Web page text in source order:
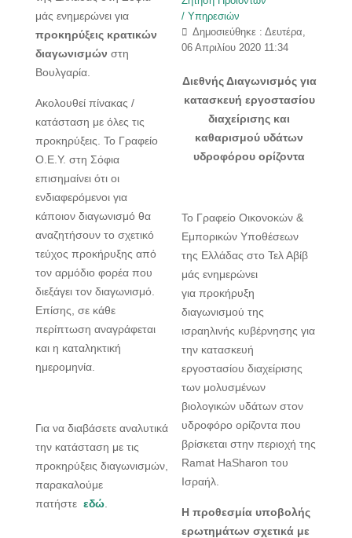
μάς ενημερώνει για
προκηρύξεις κρατικών
διαγωνισμών στη
Βουλγαρία.
Ακολουθεί πίνακας /
κατάσταση με όλες τις
προκηρύξεις. Το Γραφείο
Ο.Ε.Υ. στη Σόφια
επισημαίνει ότι οι
ενδιαφερόμενοι για
κάποιον διαγωνισμό θα
αναζητήσουν το σχετικό
τεύχος προκήρυξης από
τον αρμόδιο φορέα που
διεξάγει τον διαγωνισμό.
Επίσης, σε κάθε
περίπτωση αναγράφεται
και η καταληκτική
ημερομηνία.
Για να διαβάσετε αναλυτικά
την κατάσταση με τις
προκηρύξεις διαγωνισμών,
παρακαλούμε
πατήστε εδώ
/ Υπηρεσιών
Δημοσιεύθηκε : Δευτέρα,
06 Απριλίου 2020 11:34
Διεθνής Διαγωνισμός για
κατασκευή εργοστασίου
διαχείρισης και
καθαρισμού υδάτων
υδροφόρου ορίζοντα
Το Γραφείο Οικονοκών &
Εμπορικών Υποθέσεων
της Ελλάδας στο Τελ Αβίβ
μάς ενημερώνει
για προκήρυξη
διαγωνισμού της
ισραηλινής κυβέρνησης για
την κατασκευή
εργοστασίου διαχείρισης
των μολυσμένων
βιολογικών υδάτων στον
υδροφόρο ορίζοντα που
βρίσκεται στην περιοχή της
Ramat HaSharon του
Ισραήλ.
Η προθεσμία υποβολής
ερωτημάτων σχετικά με